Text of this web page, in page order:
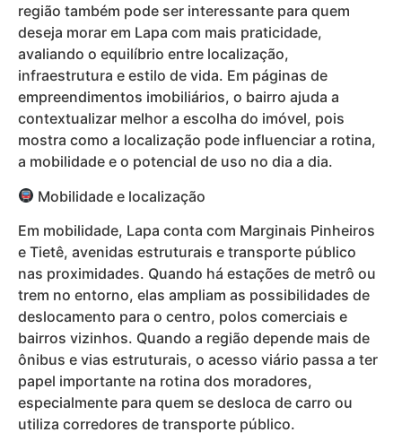
região também pode ser interessante para quem
deseja morar em Lapa com mais praticidade,
avaliando o equilíbrio entre localização,
infraestrutura e estilo de vida. Em páginas de
empreendimentos imobiliários, o bairro ajuda a
contextualizar melhor a escolha do imóvel, pois
mostra como a localização pode influenciar a rotina,
a mobilidade e o potencial de uso no dia a dia.
Mobilidade e localização
Em mobilidade, Lapa conta com Marginais Pinheiros
e Tietê, avenidas estruturais e transporte público
nas proximidades. Quando há estações de metrô ou
trem no entorno, elas ampliam as possibilidades de
deslocamento para o centro, polos comerciais e
bairros vizinhos. Quando a região depende mais de
ônibus e vias estruturais, o acesso viário passa a ter
papel importante na rotina dos moradores,
especialmente para quem se desloca de carro ou
utiliza corredores de transporte público.